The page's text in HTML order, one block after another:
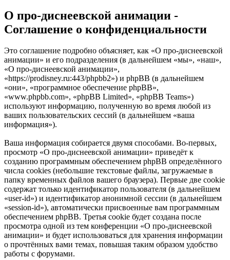
О про-диснеевской анимации -
Соглашение о конфиденциальности
Это соглашение подробно объясняет, как «О про-диснеевской
анимации» и его подразделения (в дальнейшем «мы», «наш»,
«О про-диснеевской анимации»,
«https://prodisney.ru:443/phpbb2») и phpBB (в дальнейшем
«они», «программное обеспечение phpBB»,
«www.phpbb.com», «phpBB Limited», «phpBB Teams»)
используют информацию, полученную во время любой из
ваших пользовательских сессий (в дальнейшем «ваша
информация»).
Ваша информация собирается двумя способами. Во-первых,
просмотр «О про-диснеевской анимации» приведёт к
созданию программным обеспечением phpBB определённого
числа cookies (небольшие текстовые файлы, загружаемые в
папку временных файлов вашего браузера). Первые две cookie
содержат только идентификатор пользователя (в дальнейшем
«user-id») и идентификатор анонимной сессии (в дальнейшем
«session-id»), автоматически присвоенные вам программным
обеспечением phpBB. Третья cookie будет создана после
просмотра одной из тем конференции «О про-диснеевской
анимации» и будет использоваться для хранения информации
о прочтённых вами темах, повышая таким образом удобство
работы с форумами.